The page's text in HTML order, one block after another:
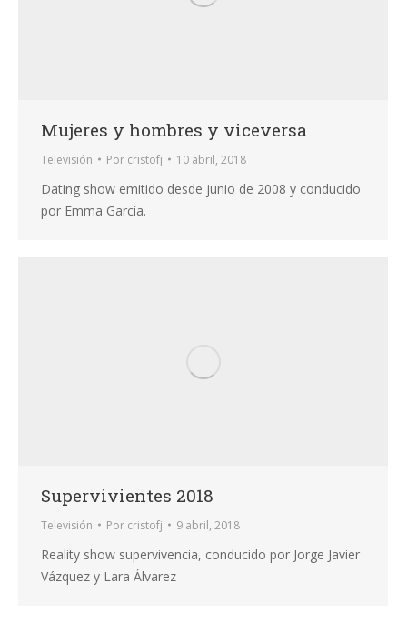
Mujeres y hombres y viceversa
Televisión Por cristofj 10 abril, 2018
Dating show emitido desde junio de 2008 y conducido
por Emma García.
Supervivientes 2018
Televisión Por cristofj 9 abril, 2018
Reality show supervivencia, conducido por Jorge Javier
Vázquez y Lara Álvarez